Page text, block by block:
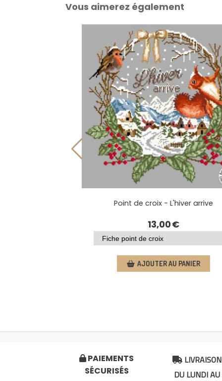
Vous aimerez également
Point de croix - Il était une fois Noël
13,00€
AJOUTER AU PANIER
 PAIEMENTS
SÉCURISÉS
 LIVRAISON
DU LUNDI AU